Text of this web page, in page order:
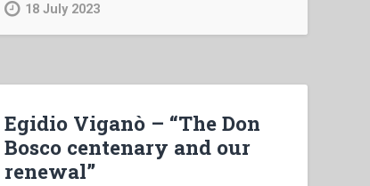
and
renewal”
18 July 2023
Egidio Viganò – “The Don
Bosco centenary and our
renewal”